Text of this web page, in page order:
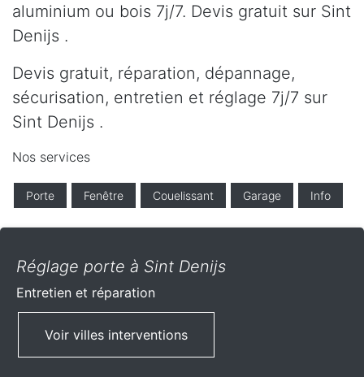
aluminium ou bois 7j/7. Devis gratuit sur Sint
Denijs .
Devis gratuit, réparation, dépannage,
sécurisation, entretien et réglage 7j/7 sur
Sint Denijs .
Nos services
Porte Fenêtre Couelissant Garage Info
Réglage porte à Sint Denijs
Entretien et réparation
Voir villes interventions